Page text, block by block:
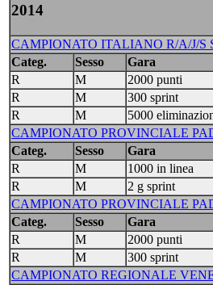
2014
CAMPIONATO ITALIANO R/A/J/S
Categ.
Sesso
Gara
R
M
2000 punti
R
M
300 sprint
R
M
5000
CAMPIONATO PROVINCIALE
Categ.
Sesso
Gara
R
M
1000 in linea
R
M
2 g sprint
CAMPIONATO PROVINCIALE
Categ.
Sesso
Gara
R
M
2000 punti
R
M
300 sprint
CAMPIONATO REGIONALE